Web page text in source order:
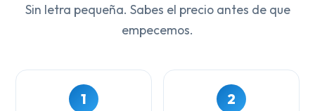
Sin letra pequeña. Sabes el precio antes de que
empecemos.
1 2